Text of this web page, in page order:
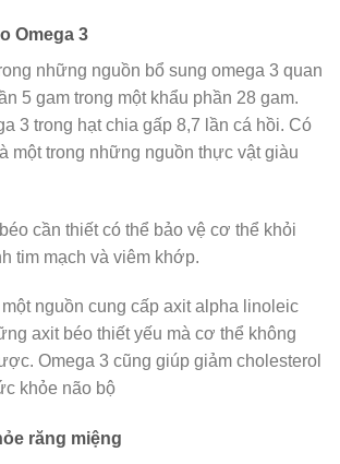
Omega 3
những nguồn bổ sung omega 3 quan
5 gam trong một khẩu phần 28 gam.
3 trong hạt chia gấp 8,7 lần cá hồi. Có
một trong những nguồn thực vật giàu
cần thiết có thể bảo vệ cơ thể khỏi
tim mạch và viêm khớp.
nguồn cung cấp axit alpha linoleic
axit béo thiết yếu mà cơ thể không
Omega 3 cũng giúp giảm cholesterol
khỏe não bộ
răng miệng